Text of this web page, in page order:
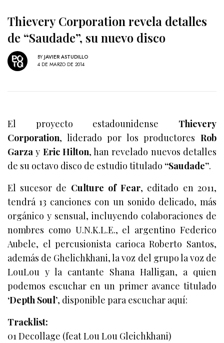
Thievery Corporation revela detalles
de “Saudade”, su nuevo disco
BY JAVIER ASTUDILLO
4 DE MARZO DE 2014
El proyecto estadounidense Thievery
Corporation, liderado por los productores Rob
Garza y Eric Hilton, han revelado nuevos detalles
de su octavo disco de estudio titulado “Saudade”.
El sucesor de Culture of Fear, editado en 2011,
tendrá 13 canciones con un sonido delicado, más
orgánico y sensual, incluyendo colaboraciones de
nombres como U.N.K.L.E., el argentino Federico
Aubele, el percusionista carioca Roberto Santos,
además de Ghelichkhani, la voz del grupo la voz de
LouLou y la cantante Shana Halligan, a quien
podemos escuchar en un primer avance titulado
‘Depth Soul’, disponible para escuchar aquí:
Tracklist:
01 Decollage (feat Lou Lou Gleichkhani)